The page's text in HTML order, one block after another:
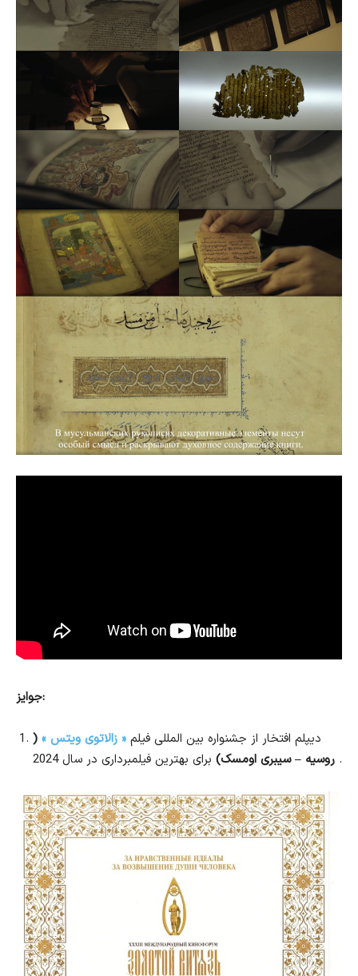
جوایز:
دیپلم افتخار از جشنواره بین المللی فیلم « زالاتوی ویتس » (
روسیه – سیبری اومسک) برای بهترین فیلمبرداری در سال 2024 .